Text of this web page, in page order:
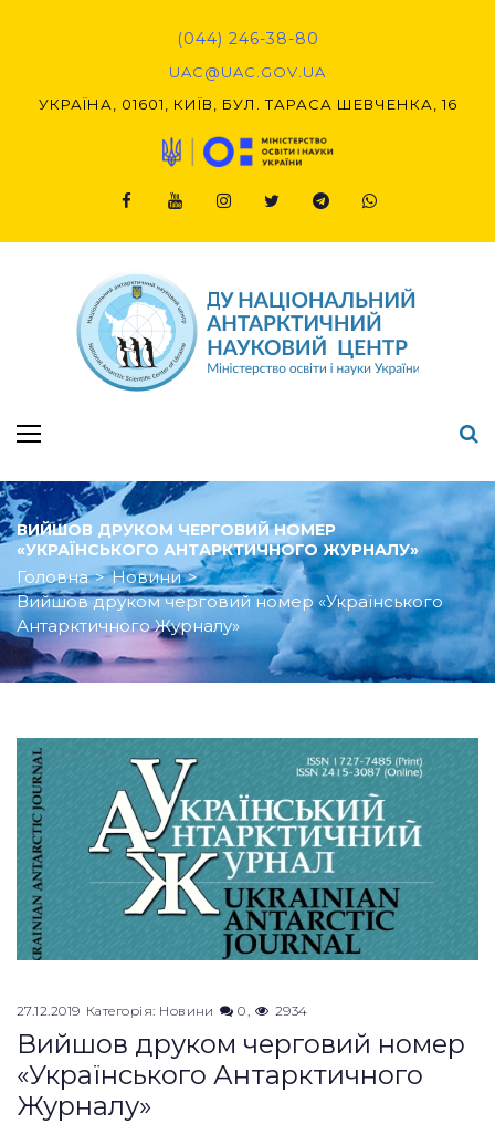
(044) 246-38-80
UAC@UAC.GOV.UA​​
УКРАЇНА, 01601, КИЇВ, БУЛ. ТАРАСА ШЕВЧЕНКА, 16
ВИЙШОВ ДРУКОМ ЧЕРГОВИЙ НОМЕР
«УКРАЇНСЬКОГО АНТАРКТИЧНОГО ЖУРНАЛУ»
Головна > Новини >
Вийшов друком черговий номер «Українського
Антарктичного Журналу»
27.12.2019 Категорія: Новини 0 2934
Вийшов друком черговий номер
«Українського Антарктичного
Журналу»